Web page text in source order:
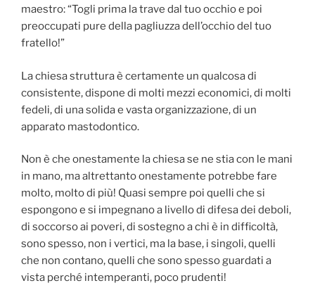
maestro: “Togli prima la trave dal tuo occhio e poi
preoccupati pure della pagliuzza dell’occhio del tuo
fratello!”
La chiesa struttura è certamente un qualcosa di
consistente, dispone di molti mezzi economici, di molti
fedeli, di una solida e vasta organizzazione, di un
apparato mastodontico.
Non è che onestamente la chiesa se ne stia con le mani
in mano, ma altrettanto onestamente potrebbe fare
molto, molto di più! Quasi sempre poi quelli che si
espongono e si impegnano a livello di difesa dei deboli,
di soccorso ai poveri, di sostegno a chi è in difficoltà,
sono spesso, non i vertici, ma la base, i singoli, quelli
che non contano, quelli che sono spesso guardati a
vista perché intemperanti, poco prudenti!